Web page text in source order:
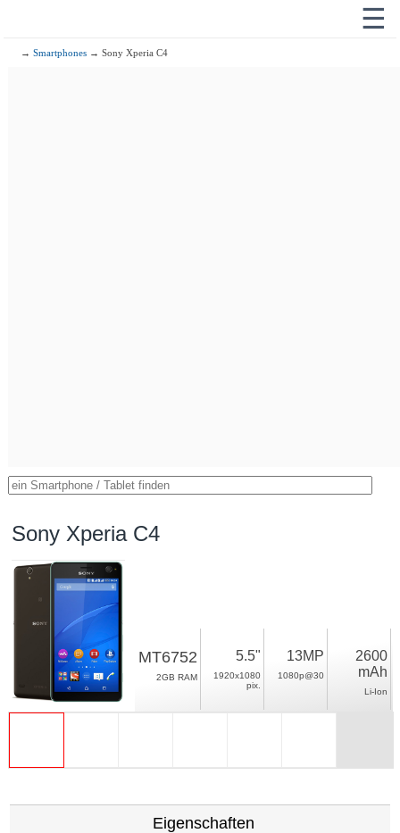
☰
→Smartphones → Sony Xperia C4
Sony Xperia C4
MT6752
2GB RAM
5.5"
1920x1080
pix.
13MP
1080p@30
2600
mAh
Li-Ion
Eigenschaften